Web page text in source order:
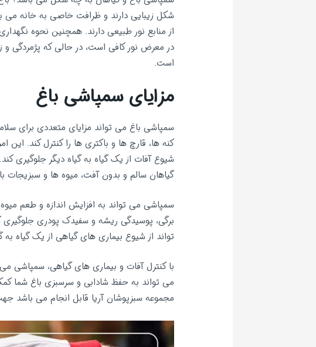
شکل زیبایی دارند و ظرافت خاصی به خانه می
از منابع نور طبیعی دارند. همچنین نحوه
در معرض نور کافی است، در حالی که پژمردگی و
است.
مزایای سمپاشی باغ
سمپاشی باغ می تواند مزایای متعددی برای
کنه ها، قارچ ها و باکتری ها را کنترل کند.
شیوع آفات از یک گیاه به گیاه دیگر جلوگیری
گیاهان سالم و بدون آفت، میوه ها و سبزیجات
سمپاشی می تواند به افزایش اندازه و طعم
برگی، پوسیدگی ریشه و سفیدک پودری
تواند از شیوع بیماری های گیاهی از یک گیاه به
با کنترل آفات و بیماری های گیاهی، سمپاشی
می تواند به حفظ شادابی و سرسبزی باغ شما
مجموعه سبزپوشان آریا قابل انجام می باشد